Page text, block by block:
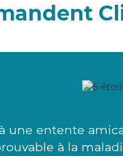
une entente
à la